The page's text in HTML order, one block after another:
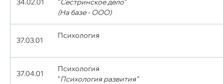
34.02.01
"Сестринское дело"
(На базе - ООО)
37.03.01
Психология
37.04.01
Психология
"Психология развития"